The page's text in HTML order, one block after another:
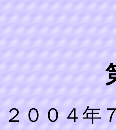
２００４年